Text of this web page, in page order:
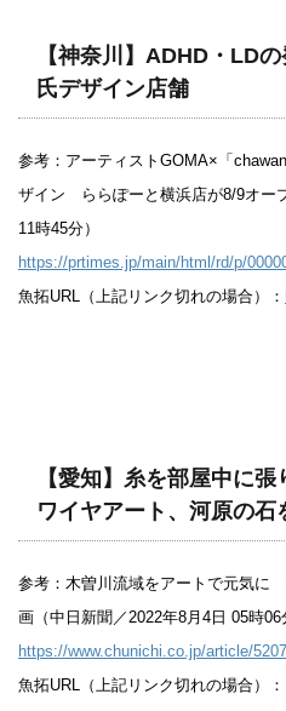
【神奈川】ADHD・LD
氏デザイン店舗
参考：アーティストGOMA×「
ザイン ららぽーと横浜店が8/9オー
11時45分）
https://prtimes.jp/main/html/rd/p/
魚拓URL（上記リンク切れの場合）：
【愛知】糸を部屋中に張
ワイヤアート、河原の石
参考：木曽川流域をアートで元気に
画（中日新聞／2022年8月4日 05時06
https://www.chunichi.co.jp/article/
魚拓URL（上記リンク切れの場合）